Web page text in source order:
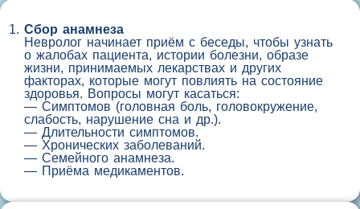
Сбор анамнеза
Невролог начинает приём с беседы, чтобы узнать
о жалобах пациента, истории болезни, образе
жизни, принимаемых лекарствах и других
факторах, которые могут повлиять на состояние
здоровья. Вопросы могут касаться:
— Симптомов (головная боль, головокружение,
слабость, нарушение сна и др.).
— Длительности симптомов.
— Хронических заболеваний.
— Семейного анамнеза.
— Приёма медикаментов.